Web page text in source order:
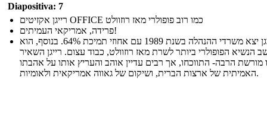
Diapositiva: 7
רייגן אקזיטים OFFICE כמו רוב פופולרי מאז רוזוולט
פרידה, אמריקאי העמיתים!
רייגן יצא משרדי ההנהלה בשנת 1989 עם אחוזי תמיכת 64%. בנוסף, הוא
הנשיא הפופולרי ביותר לשרת מאז רוזוולט, כבוד עצום. רייגן השאיר
מורשת הרבה- התווכחו, אך רבים עדיין אוהב והעריץ אותו על אהבתו
האמיתית של ארצות הברית, ושיקום של גאווה אמריקאית ולאומיות.